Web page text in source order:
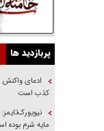
پربازدید ها
ادعای واکنش
کذب است
مایه شرم بوده